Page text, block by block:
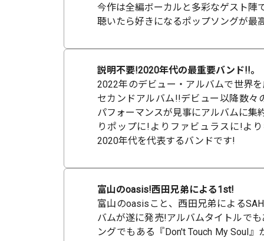
今作は全編ボーカルと多彩なゲスト陣
聴いたら好きになるポップソングが最
説明不要!2020年代の最重要バンド!!。
2022年のデビュー・アルバムで世界
セカンドアルバム!!デビュー以降数々
パフォーマンスが見事にアルバムに集
りポップに!よりファビュラスに!よ
2020年代を代表するバンドです!
富山のoasis!西田兄弟による1st!
富山のoasisこと、西田兄弟による
バムが遂に発売!アルバムタイトルで
ングでもある『Don't Touch My Soul